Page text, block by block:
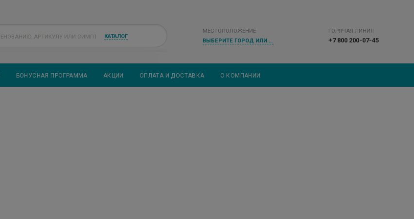
КАТАЛОГ
МЕСТОПОЛОЖЕНИЕ
ВЫБЕРИТЕ ГОРОД ИЛИ НАСЕЛЕННЫЙ ПУНКТ
ГОРЯЧАЯ ЛИНИЯ
+7 800 200-07-45
БОНУСНАЯ ПРОГРАММА АКЦИИ ОПЛАТА И ДОСТАВКА О КОМПАНИИ